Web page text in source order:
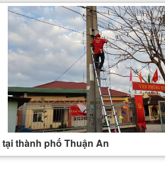
thành phố Thuận An